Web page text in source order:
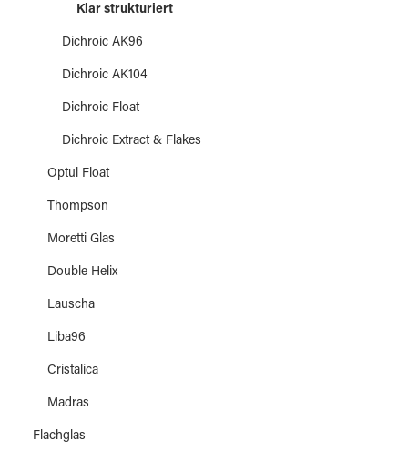
Klar strukturiert
Dichroic AK96
Dichroic AK104
Dichroic Float
Dichroic Extract & Flakes
Optul Float
Thompson
Moretti Glas
Double Helix
Lauscha
Liba96
Cristalica
Madras
Flachglas